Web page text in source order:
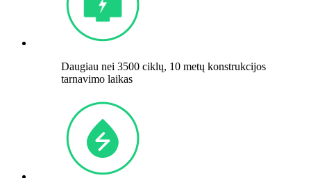
Daugiau nei 3500 ciklų, 10 metų konstrukcijos
tarnavimo laikas